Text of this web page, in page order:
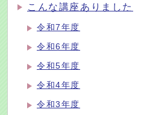
こんな講座ありました
令和7年度
令和6年度
令和5年度
令和4年度
令和3年度